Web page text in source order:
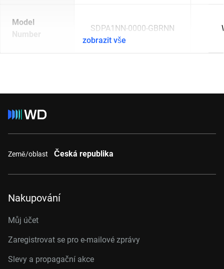
Model
Number
SDPA1NN-0000-GBRNN
zobrazit vše
Země/oblast Česká republika
Nakupování
Můj účet
Zaregistrovat se pro e-mailové zprávy
Slevy a propagační akce